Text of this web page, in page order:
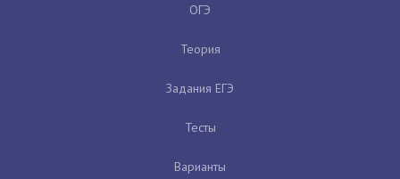
ОГЭ
Теория
Задания ЕГЭ
Тесты
Варианты